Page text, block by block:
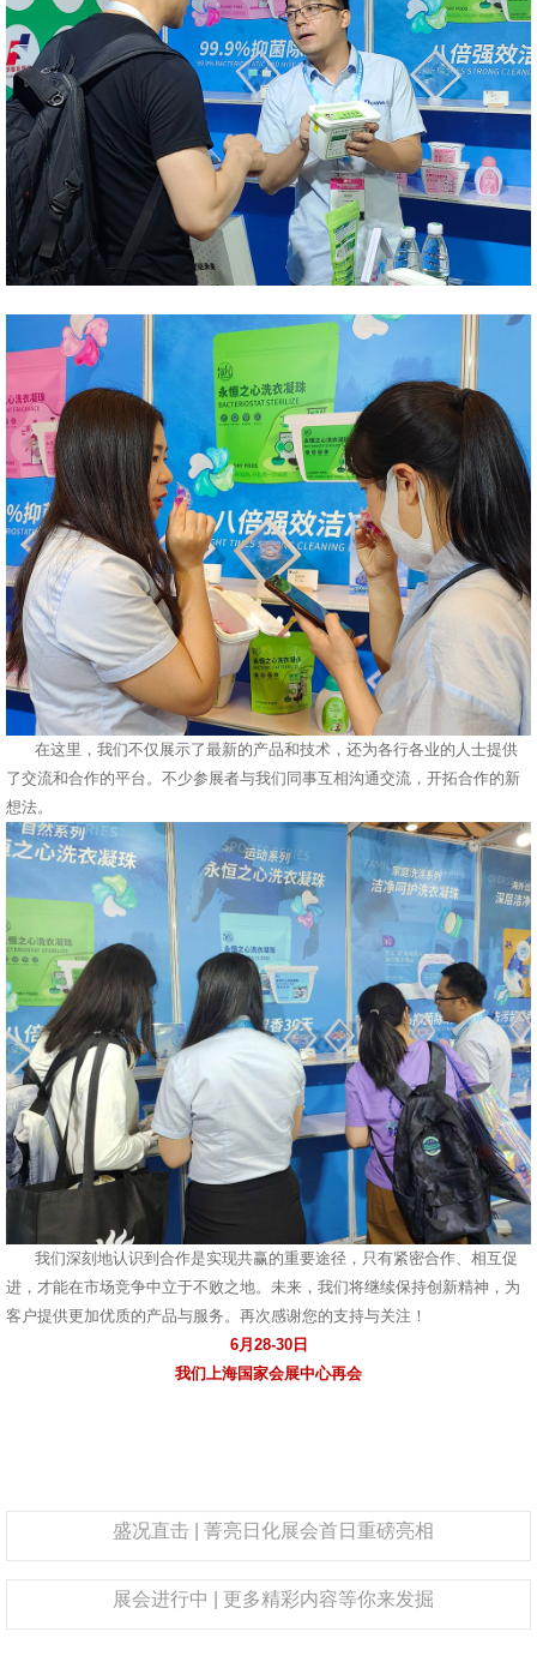
在这里，我们不仅展示了最新的产品和技术，还为各行各业的人士提供
了交流和合作的平台。不少参展者与我们同事互相沟通交流，开拓合作的新
想法。
我们深刻地认识到合作是实现共赢的重要途径，只有紧密合作、相互促
进，才能在市场竞争中立于不败之地。未来，我们将继续保持创新精神，为
客户提供更加优质的产品与服务。再次感谢您的支持与关注！
6月28-30日
我们上海国家会展中心再会
盛况直击 | 菁亮日化展会首日重磅亮相
展会进行中 | 更多精彩内容等你来发掘